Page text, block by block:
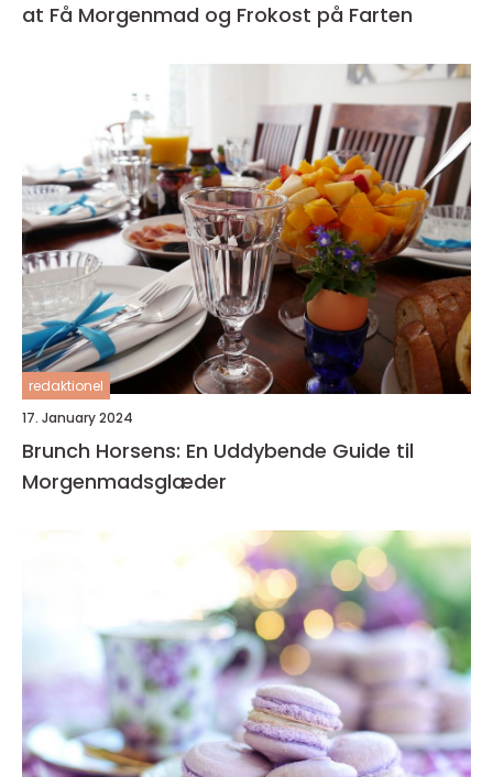
at Få Morgenmad og Frokost på Farten
redaktionel
17. January 2024
Brunch Horsens: En Uddybende Guide til
Morgenmadsglæder